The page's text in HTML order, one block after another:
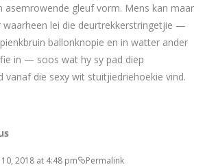
asemrowende gleuf vorm. Mens kan maar
waarheen lei die deurtrekkerstringetjie —
ballonknopie en in watter ander
in — soos wat hy sy pad diep
vanaf die sexy wit stuitjiedriehoekie vind.
2018 at 4:48 pm Permalink